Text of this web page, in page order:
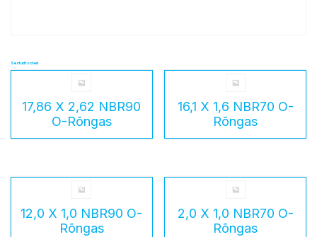
Seotud tooted
17,86 X 2,62 NBR90
O-Rõngas
16,1 X 1,6 NBR70 O-
Rõngas
12,0 X 1,0 NBR90 O-
Rõngas
2,0 X 1,0 NBR70 O-
Rõngas